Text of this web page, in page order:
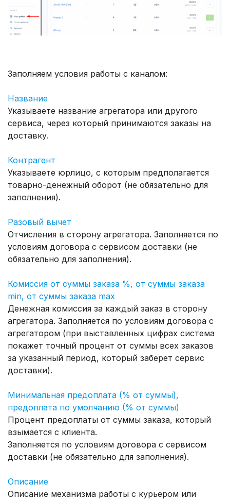
Заполняем условия работы с каналом:
Название
Указываете название агрегатора или другого
сервиса, через который принимаются заказы на
доставку.
Контрагент
Указываете юрлицо, с которым предполагается
товарно-денежный оборот (не обязательно для
заполнения).
Разовый вычет
Отчисления в сторону агрегатора. Заполняется по
условиям договора с сервисом доставки (не
обязательно для заполнения).
Комиссия от суммы заказа %, от суммы заказа
min, от суммы заказа max
Денежная комиссия за каждый заказ в сторону
агрегатора. Заполняется по условиям договора с
агрегатором (при выставленных цифрах система
покажет точный процент от суммы всех заказов
за указанный период, который заберет сервис
доставки).
Минимальная предоплата (% от суммы),
предоплата по умолчанию (% от суммы)
Процент предоплаты от суммы заказа, который
взымается с клиента.
Заполняется по условиям договора с сервисом
доставки (не обязательно для заполнения).
Описание
Описание механизма работы с курьером или